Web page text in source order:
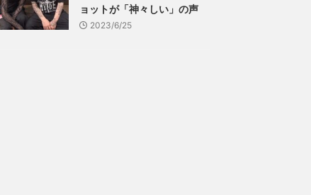
ョットが「神々しい」の声
2023/6/25